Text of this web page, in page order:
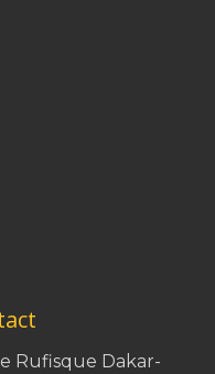
Rufisque Dakar-